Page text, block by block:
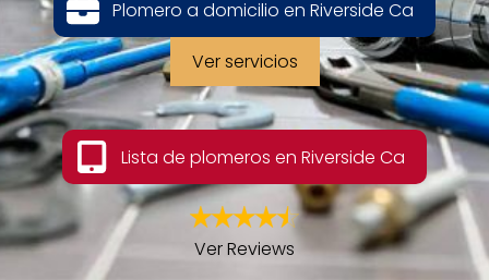
Plomero a domicilio en Riverside Ca
Ver servicios
Lista de plomeros en Riverside Ca
Ver Reviews